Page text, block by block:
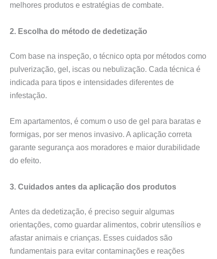
melhores produtos e estratégias de combate.
2. Escolha do método de dedetização
Com base na inspeção, o técnico opta por métodos como
pulverização, gel, iscas ou nebulização. Cada técnica é
indicada para tipos e intensidades diferentes de
infestação.
Em apartamentos, é comum o uso de gel para baratas e
formigas, por ser menos invasivo. A aplicação correta
garante segurança aos moradores e maior durabilidade
do efeito.
3. Cuidados antes da aplicação dos produtos
Antes da dedetização, é preciso seguir algumas
orientações, como guardar alimentos, cobrir utensílios e
afastar animais e crianças. Esses cuidados são
fundamentais para evitar contaminações e reações